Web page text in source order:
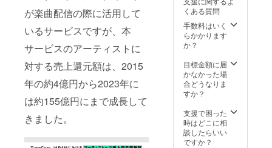
が楽曲配信の際に活用して
いるサービスですが、本
サービスのアーティストに
対する売上還元額は、2015
年の約4億円から2023年に
は約155億円にまで成長して
きました。
月の期
間内の
実施と
なりま
す。
ト会場
への交
通費や
滞在費
は各自
担くだ
さい。
※アーカ
イブ動
要は
ページ
本文最
下部に
くある質問
手数料はいく
らかかります
か？
目標金額に届
かなかった場
合どうなりま
すか？
支援で困った
時はどこに相
談したらいい
ですか？